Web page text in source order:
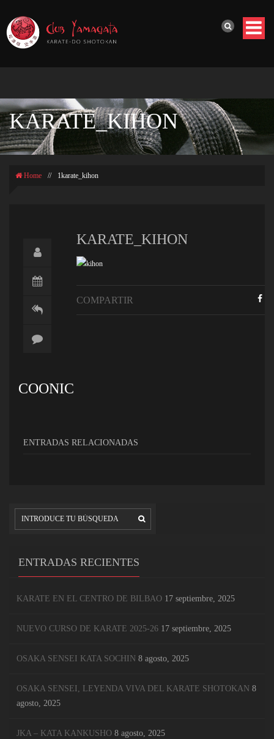
KARATE_KIHON
Home // 1karate_kihon
KARATE_KIHON
COMPARTIR
COONIC
ENTRADAS RELACIONADAS
ENTRADAS RECIENTES
KARATE EN EL CENTRO DE BILBAO 17 septiembre, 2025
NUEVO CURSO DE KARATE 2025-26 17 septiembre, 2025
OSAKA SENSEI KATA SOCHIN 8 agosto, 2025
OSAKA SENSEI, LEYENDA VIVA DEL KARATE SHOTOKAN 8
agosto, 2025
JKA – KATA KANKUSHO 8 agosto, 2025